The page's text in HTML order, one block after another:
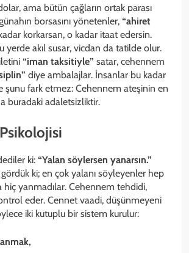
ama bütün çağların ortak parası
borsasını yönetenler, “ahiret
korkarsan, o kadar itaat edersin.
yerde akıl susar, vicdan da tatilde olur.
“iman taksitiyle” satar, cehennem
diye ambalajlar. İnsanlar bu kadar
şunu fark etmez: Cehennem ateşinin en
buradaki adaletsizliktir.
ki: “Yalan söylersen yanarsın.”
ki; en çok yalanı söyleyenler hep
hiç yanmadılar. Cehennem tehdidi,
eder. Cennet vaadi, düşünmeyeni
iki kutuplu bir sistem kurulur: